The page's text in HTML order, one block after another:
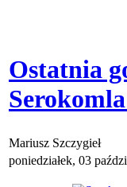
Ostatnia
Mariusz Szczygieł
poniedziałek, 03